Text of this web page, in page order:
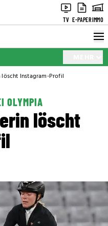
TV E-PAPERIMMO
Instagram-Profil
OLYMPIA
löscht